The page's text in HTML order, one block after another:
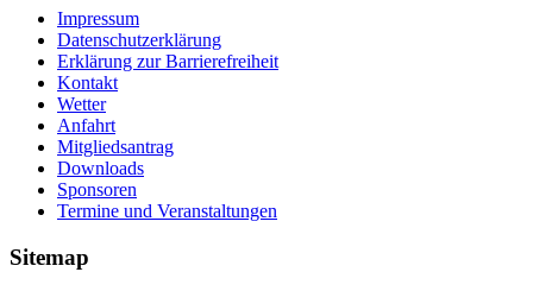
Impressum
Datenschutzerklärung
Erklärung zur Barriere­frei­heit
Kontakt
Wetter
Anfahrt
Mitgliedsantrag
Downloads
Sponsoren
Termine und Veranstaltungen
Sitemap